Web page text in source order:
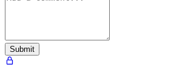
Submit